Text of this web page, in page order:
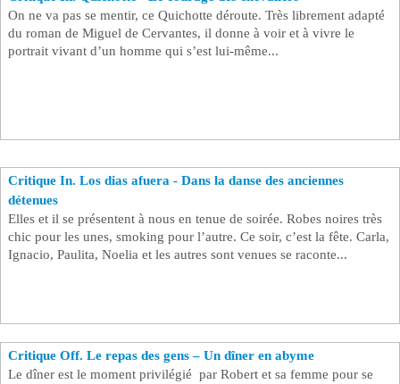
On ne va pas se mentir, ce Quichotte déroute. Très librement adapté
du roman de Miguel de Cervantes, il donne à voir et à vivre le
portrait vivant d’un homme qui s’est lui-même...
Critique In. Los dias afuera - Dans la danse des anciennes
détenues
Elles et il se présentent à nous en tenue de soirée. Robes noires très
chic pour les unes, smoking pour l’autre. Ce soir, c’est la fête. Carla,
Ignacio, Paulita, Noelia et les autres sont venues se raconte...
Critique Off. Le repas des gens – Un dîner en abyme
Le dîner est le moment privilégié par Robert et sa femme pour se